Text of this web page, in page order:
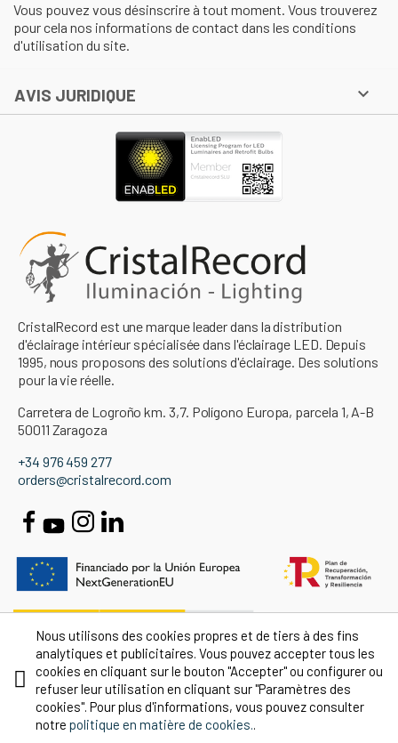
Vous pouvez vous désinscrire à tout moment. Vous trouverez
pour cela nos informations de contact dans les conditions
d'utilisation du site.
AVIS JURIDIQUE 
Nous utilisons des cookies propres et de tiers à des fins
analytiques et publicitaires. Vous pouvez accepter tous les
cookies en cliquant sur le bouton "Accepter" ou configurer ou
refuser leur utilisation en cliquant sur "Paramètres des
cookies". Pour plus d'informations, vous pouvez consulter
notre politique en matière de cookies..
CristalRecord est une marque leader dans la distribution
d'éclairage intérieur spécialisée dans l'éclairage LED. Depuis
1995, nous proposons des solutions d'éclairage. Des solutions
pour la vie réelle.
Carretera de Logroño km. 3,7. Polígono Europa, parcela 1, A-B
50011 Zaragoza
+34 976 459 277
orders@cristalrecord.com